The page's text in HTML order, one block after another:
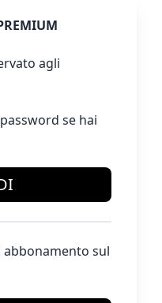
agli
se hai
sul